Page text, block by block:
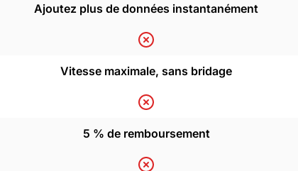
Ajoutez plus de données instantanément
Vitesse maximale, sans bridage
5 % de remboursement